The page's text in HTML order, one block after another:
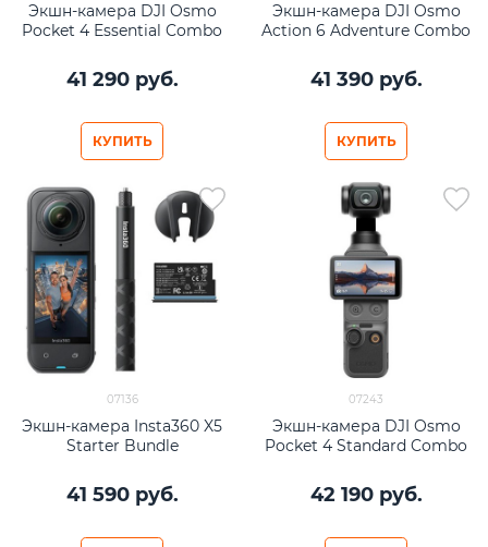
Экшн-камера DJI Osmo
Pocket 4 Essential Combo
41 290 руб.
КУПИТЬ
Экшн-камера DJI Osmo
Action 6 Adventure Combo
41 390 руб.
КУПИТЬ
07136
Экшн-камера Insta360 X5
Starter Bundle
41 590 руб.
07243
Экшн-камера DJI Osmo
Pocket 4 Standard Combo
42 190 руб.